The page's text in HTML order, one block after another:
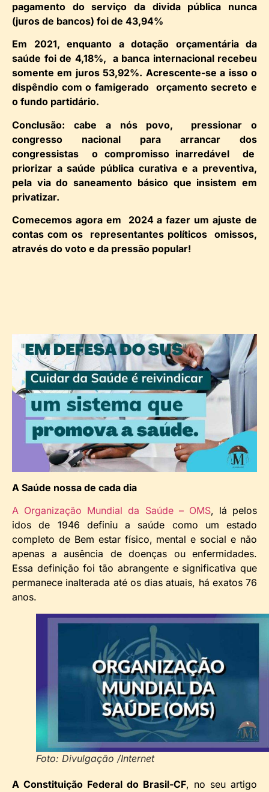
pagamento do serviço da divida pública nunca
(juros de bancos) foi de 43,94%
Em 2021, enquanto a dotação orçamentária da
saúde foi de 4,18%, a banca internacional recebeu
somente em juros 53,92%. Acrescente-se a isso o
dispêndio com o famigerado orçamento secreto e
o fundo partidário.
Conclusão: cabe a nós povo, pressionar o
congresso nacional para arrancar dos
congressistas o compromisso inarredável de
priorizar a saúde pública curativa e a preventiva,
pela via do saneamento básico que insistem em
privatizar.
Comecemos agora em 2024 a fazer um ajuste de
contas com os representantes políticos omissos,
através do voto e da pressão popular!
A Saúde nossa de cada dia
A Organização Mundial da Saúde – OMS, lá pelos
idos de 1946 definiu a saúde como um estado
completo de Bem estar físico, mental e social e não
apenas a ausência de doenças ou enfermidades.
Essa definição foi tão abrangente e significativa que
permanece inalterada até os dias atuais, há exatos 76
anos.
Foto: Divulgação /Internet
A Constituição Federal do Brasil-CF, no seu artigo